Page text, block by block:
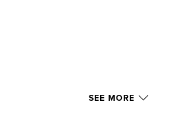
SEE MORE